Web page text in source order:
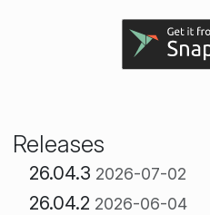
Releases
26.04.3 2026-07-02
26.04.2 2026-06-04